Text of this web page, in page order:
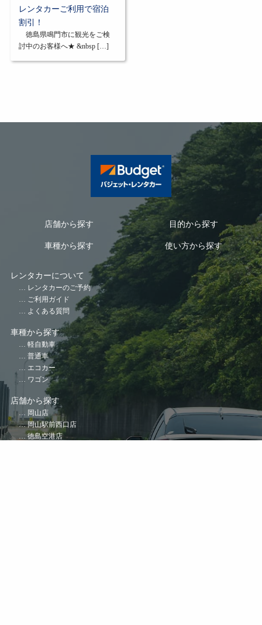
レンタカーご利用で宿泊
割引！
徳島県鳴門市に観光をご検
討中のお客様へ★ &nbsp […]
店舗から探す 目的から探す
車種から探す 使い方から探す
レンタカーについて
レンタカーのご予約
ご利用ガイド
よくある質問
車種から探す
軽自動車
普通車
エコカー
ワゴン
店舗から探す
岡山店
岡山駅前西口店
徳島空港店